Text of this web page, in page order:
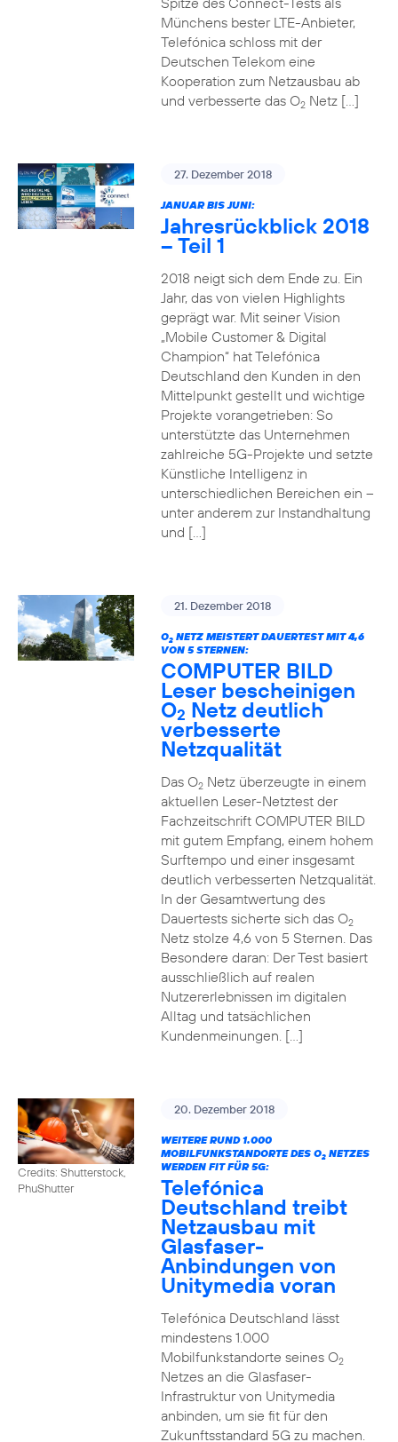
Münchens bester LTE-Anbieter,
Telefónica schloss mit der
Deutschen Telekom eine
Kooperation zum Netzausbau ab
und verbesserte das O2Netz […]
27. Dezember 2018
JANUAR BIS JUNI:
Jahresrückblick 2018
– Teil 1
2018 neigt sich dem Ende zu. Ein
Jahr, das von vielen Highlights
geprägt war. Mit seiner Vision
„Mobile Customer & Digital
Champion“ hat Telefónica
Deutschland den Kunden in den
Mittelpunkt gestellt und wichtige
Projekte vorangetrieben: So
unterstützte das Unternehmen
zahlreiche 5G-Projekte und setzte
Künstliche Intelligenz in
unterschiedlichen Bereichen ein –
unter anderem zur Instandhaltung
und […]
21. Dezember 2018
O2NETZ MEISTERT DAUERTEST MIT 4,6
VON 5 STERNEN:
COMPUTER BILD
Leser bescheinigen
O2 Netz deutlich
verbesserte
Netzqualität
Das O2Netz überzeugte in einem
aktuellen Leser-Netztest der
Fachzeitschrift COMPUTER BILD
mit gutem Empfang, einem hohem
Surftempo und einer insgesamt
deutlich verbesserten Netzqualität.
In der Gesamtwertung des
Dauertests sicherte sich das O2
Netz stolze 4,6 von 5 Sternen. Das
Besondere daran: Der Test basiert
ausschließlich auf realen
Nutzererlebnissen im digitalen
Alltag und tatsächlichen
Kundenmeinungen. […]
Credits: Shutterstock,
PhuShutter
20. Dezember 2018
WEITERE RUND 1.000
MOBILFUNKSTANDORTE DES O2NETZES
WERDEN FIT FÜR 5G:
Telefónica
Deutschland treibt
Netzausbau mit
Glasfaser-
Anbindungen von
Unitymedia voran
Telefónica Deutschland lässt
mindestens 1.000
Mobilfunkstandorte seines O2
Netzes an die Glasfaser-
Infrastruktur von Unitymedia
anbinden, um sie fit für den
Zukunftsstandard 5G zu machen.